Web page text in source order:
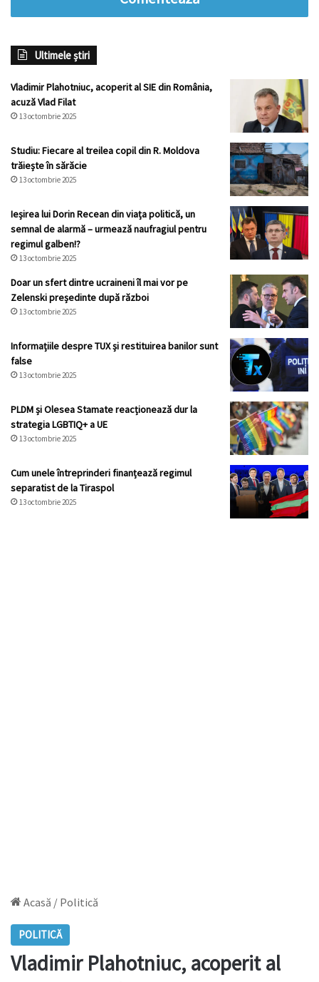
Ultimele știri
Vladimir Plahotniuc, acoperit al SIE din România,
acuză Vlad Filat
13 octombrie 2025
Studiu: Fiecare al treilea copil din R. Moldova
trăiește în sărăcie
13 octombrie 2025
Ieșirea lui Dorin Recean din viața politică, un
semnal de alarmă – urmează naufragiul pentru
regimul galben!?
13 octombrie 2025
Doar un sfert dintre ucraineni îl mai vor pe
Zelenski președinte după război
13 octombrie 2025
Informațiile despre TUX și restituirea banilor sunt
false
13 octombrie 2025
PLDM și Olesea Stamate reacționează dur la
strategia LGBTIQ+ a UE
13 octombrie 2025
Cum unele întreprinderi finanțează regimul
separatist de la Tiraspol
13 octombrie 2025